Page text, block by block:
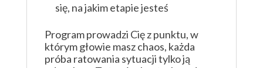
się, na jakim etapie jesteś
Program prowadzi Cię z punktu, w
którym głowie masz chaos, każda
próba ratowania sytuacji tylko ją